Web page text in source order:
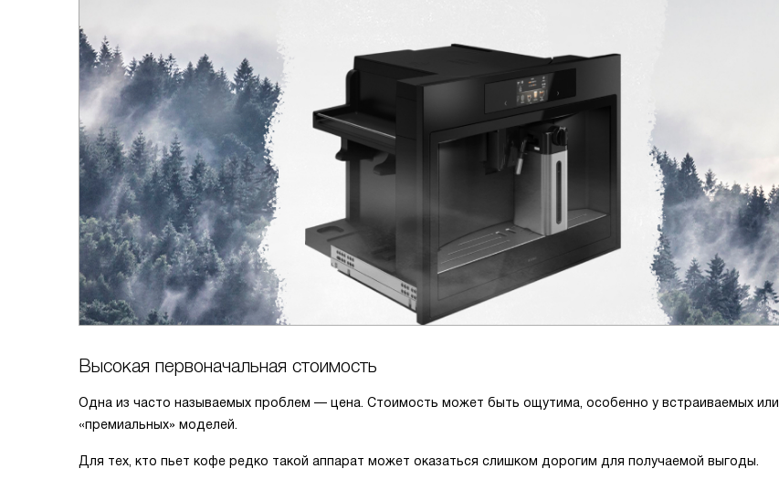
Высокая первоначальная стоимость
Одна из часто называемых проблем — цена. Стоимость может быть ощутима, особенно у встраиваемых или
«премиальных» моделей.
Для тех, кто пьет кофе редко такой аппарат может оказаться слишком дорогим для получаемой выгоды.